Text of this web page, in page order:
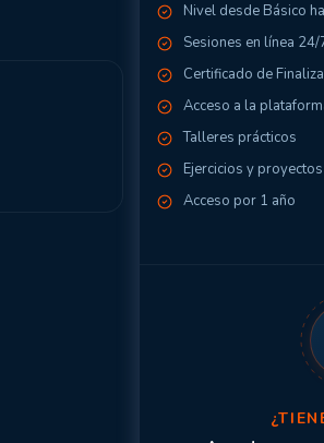
Nivel desde Básico
Sesiones en línea
Certificado de
Acceso a la
Talleres prácticos
Ejercicios y
Acceso por 1 año